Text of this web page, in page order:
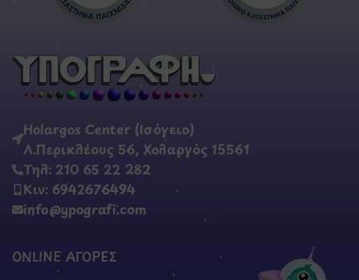
Holargos Center (Ισόγειο)
Λ.Περικλέους 56, Χολαργός 15561
Τηλ: 210 65 22 282
Κιν: 6942676494
info@ypografi.com
ONLINE ΑΓΟΡΕΣ